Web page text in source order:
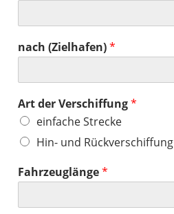
nach (Zielhafen)*
Art der Verschiffung*
einfache Strecke
Hin- und Rückverschiffung
Fahrzeuglänge*